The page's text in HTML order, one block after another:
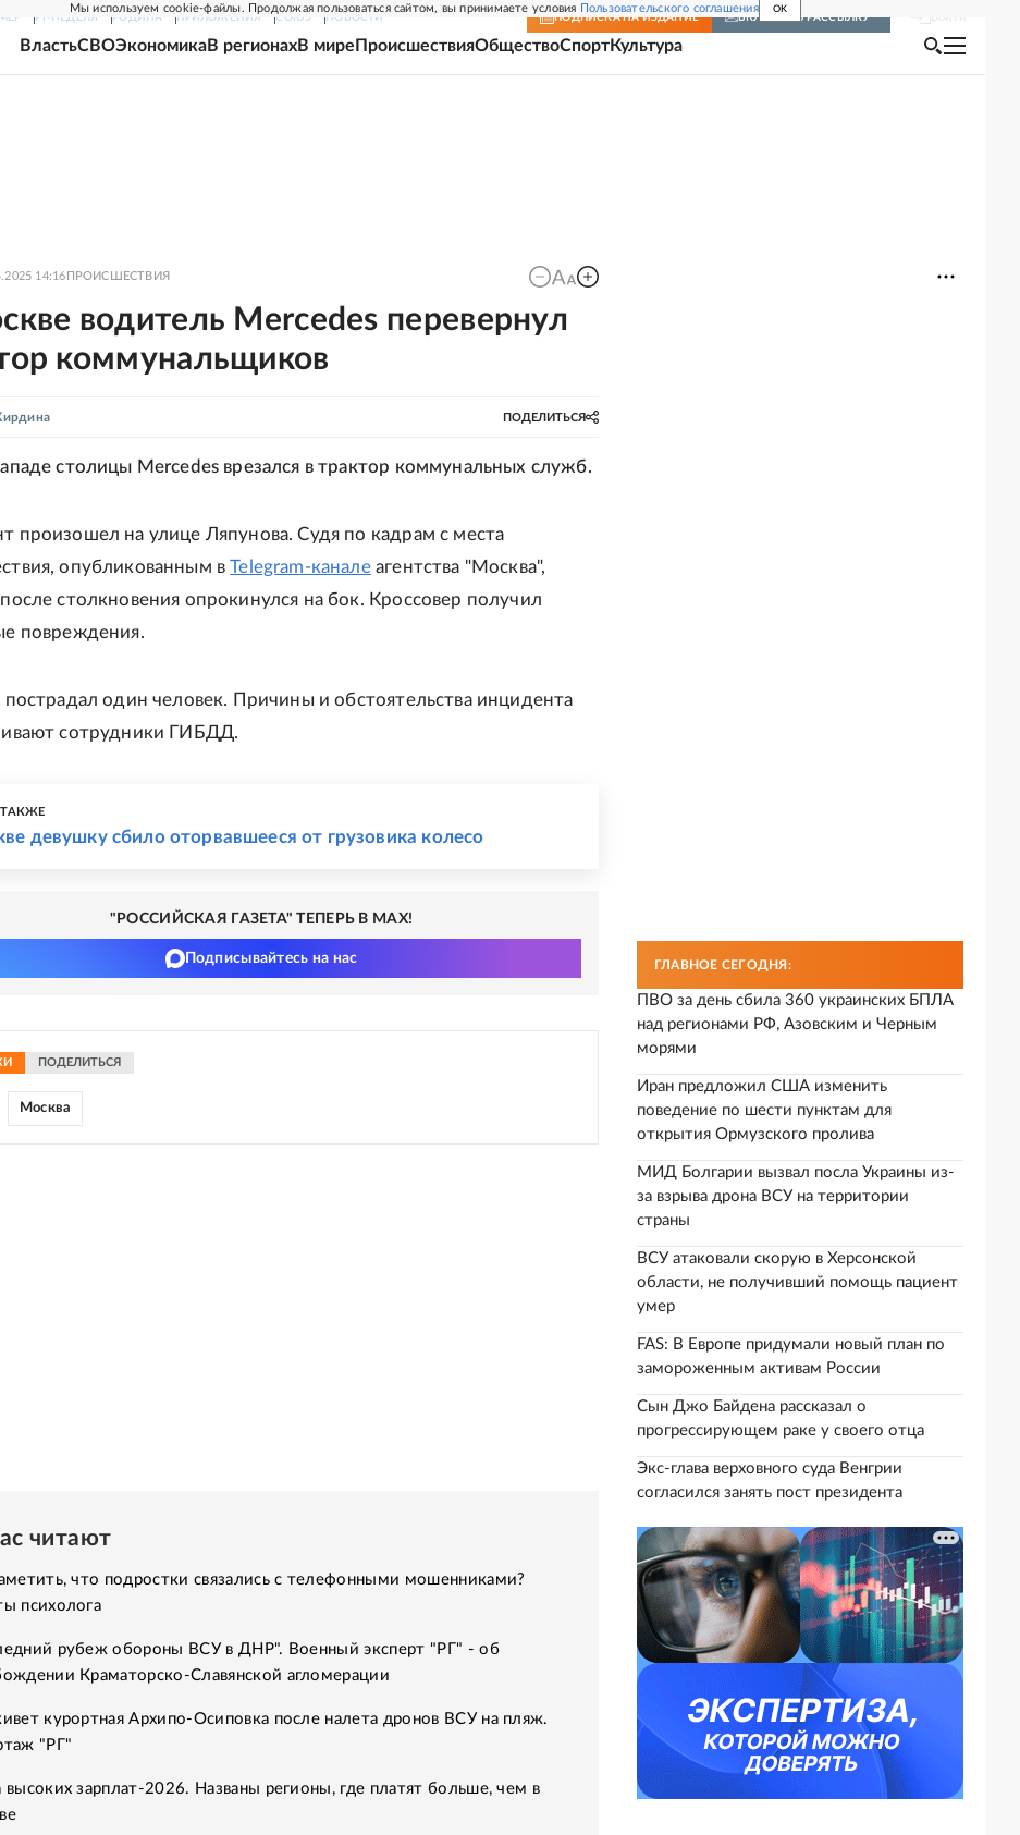
Мы используем cookie-файлы. Продолжая пользоваться сайтом, вы принимаете условия Пользовательского соглашения OK
РГ-НЕДЕЛЯ РОДИНА ПРИЛОЖЕНИЯ СОЮЗ НОВОСТИ ПОДПИСКА НА ИЗДАНИЕ ВКЛЮЧИТЬ РАССЫЛКУ
ВластьСВОЭкономикаВ регионахВ мире ПроисшествияОбществоСпортКультура
14:16 ПРОИСШЕСТВИЯ
водитель Mercedes перевернул
коммунальщиков
ПОДЕЛИТЬСЯ
столицы Mercedes врезался в трактор коммунальных служб.
произошел на улице Ляпунова. Судя по кадрам с места
опубликованным вTelegram-каналеагентства "Москва",
столкновения опрокинулся на бок. Кроссовер получил
повреждения.
пострадал один человек. Причины и обстоятельства инцидента
сотрудники ГИБДД.
ТАКЖЕ
девушку сбило оторвавшееся от грузовика колесо
"РОССИЙСКАЯ ГАЗЕТА" ТЕПЕРЬ В MAX!
Подписывайтесь на нас
ПОДЕЛИТЬСЯ
Москва
читают
что подростки связались с телефонными мошенниками?
психолога
рубеж обороны ВСУ в ДНР". Военный эксперт "РГ" - об
Краматорско-Славянской агломерации
курортная Архипо-Осиповка после налета дронов ВСУ на пляж.
"РГ"
высоких зарплат-2026. Названы регионы, где платят больше, чем в
ГЛАВНОЕ СЕГОДНЯ:
ПВО за день сбила 360 украинских БПЛА
над регионами РФ, Азовским и Черным
морями
Иран предложил США изменить
поведение по шести пунктам для
открытия Ормузского пролива
МИД Болгарии вызвал посла Украины из-
за взрыва дрона ВСУ на территории
страны
ВСУ атаковали скорую в Херсонской
области, не получивший помощь пациент
умер
FAS: В Европе придумали новый план по
замороженным активам России
Сын Джо Байдена рассказал о
прогрессирующем раке у своего отца
Экс-глава верховного суда Венгрии
согласился занять пост президента